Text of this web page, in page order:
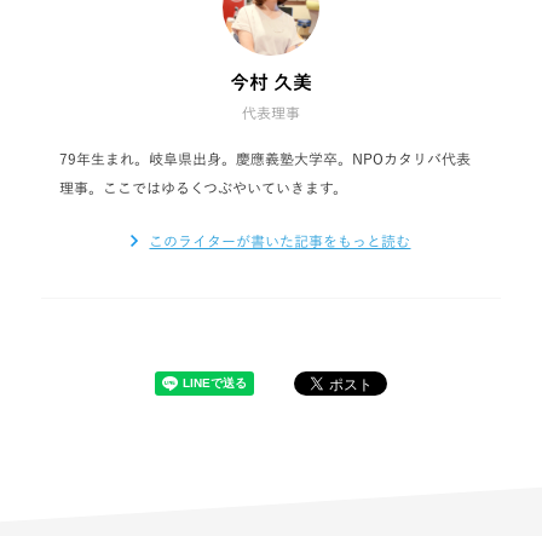
今村 久美
代表理事
79年生まれ。岐阜県出身。慶應義塾大学卒。NPOカタリバ代表
理事。ここではゆるくつぶやいていきます。
このライターが書いた記事をもっと読む